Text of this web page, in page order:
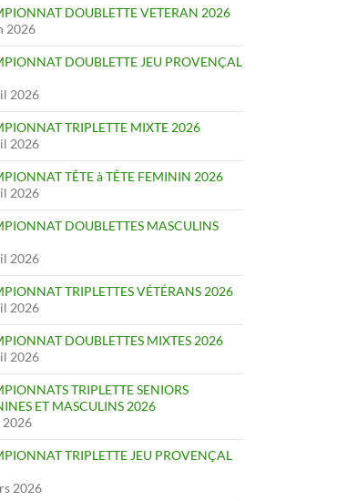
DOUBLETTE VETERAN 2026
2026
DOUBLETTE JEU PROVENÇAL
2026
TRIPLETTE MIXTE 2026
2026
TÊTE à TÊTE FEMININ 2026
2026
DOUBLETTES MASCULINS
2026
TRIPLETTES VÉTÉRANS 2026
2026
DOUBLETTES MIXTES 2026
2026
TRIPLETTE SENIORS
ET MASCULINS 2026
TRIPLETTE JEU PROVENÇAL
2026